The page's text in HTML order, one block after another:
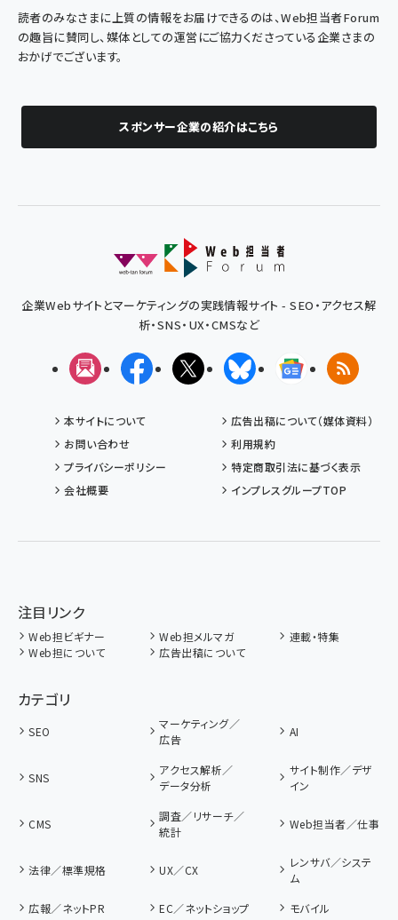
読者のみなさまに上質の情報をお届けできるのは、Web担当者Forum
の趣旨に賛同し、媒体としての運営にご協力くださっている企業さまの
おかげでございます。
スポンサー企業の紹介はこちら
企業Webサイトとマーケティングの実践情報サイト - SEO・アクセス解
析・SNS・UX・CMSなど
メルマガFacebookX(エックス)BlueskyGoogleニュ
RSS
本サイトについて
広告出稿について（媒体資料）
お問い合わせ
利用規約
プライバシーポリシー
特定商取引法に基づく表示
会社概要
インプレスグループTOP
注目リンク
Web担ビギナー Web担メルマガ
連載・特集
Web担について
広告出稿について
カテゴリ
SEO
マーケティング／
広告
AI
SNS
アクセス解析／
データ分析
サイト制作／デザ
イン
CMS
調査／リサーチ／
統計
Web担当者／仕事
法律／標準規格 UX／CX
レンサバ／システ
ム
広報／ネットPR
EC／ネットショップ モバイル